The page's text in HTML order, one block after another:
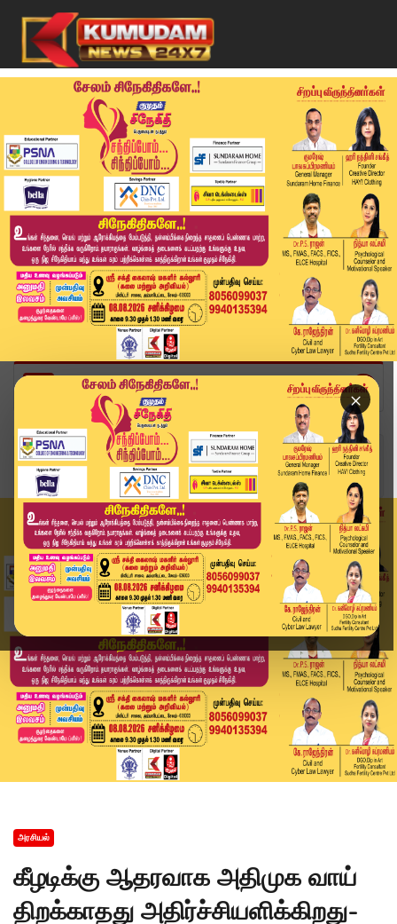
×
Home
அரசியல்
கீழடிக்கு ஆதரவாக அதிமுக வாய் திறக்காதது அதிர்ச்...
அரசியல்
கீழடிக்கு ஆதரவாக அதிமுக வாய்
திறக்காதது அதிர்ச்சியளிக்கிறது-